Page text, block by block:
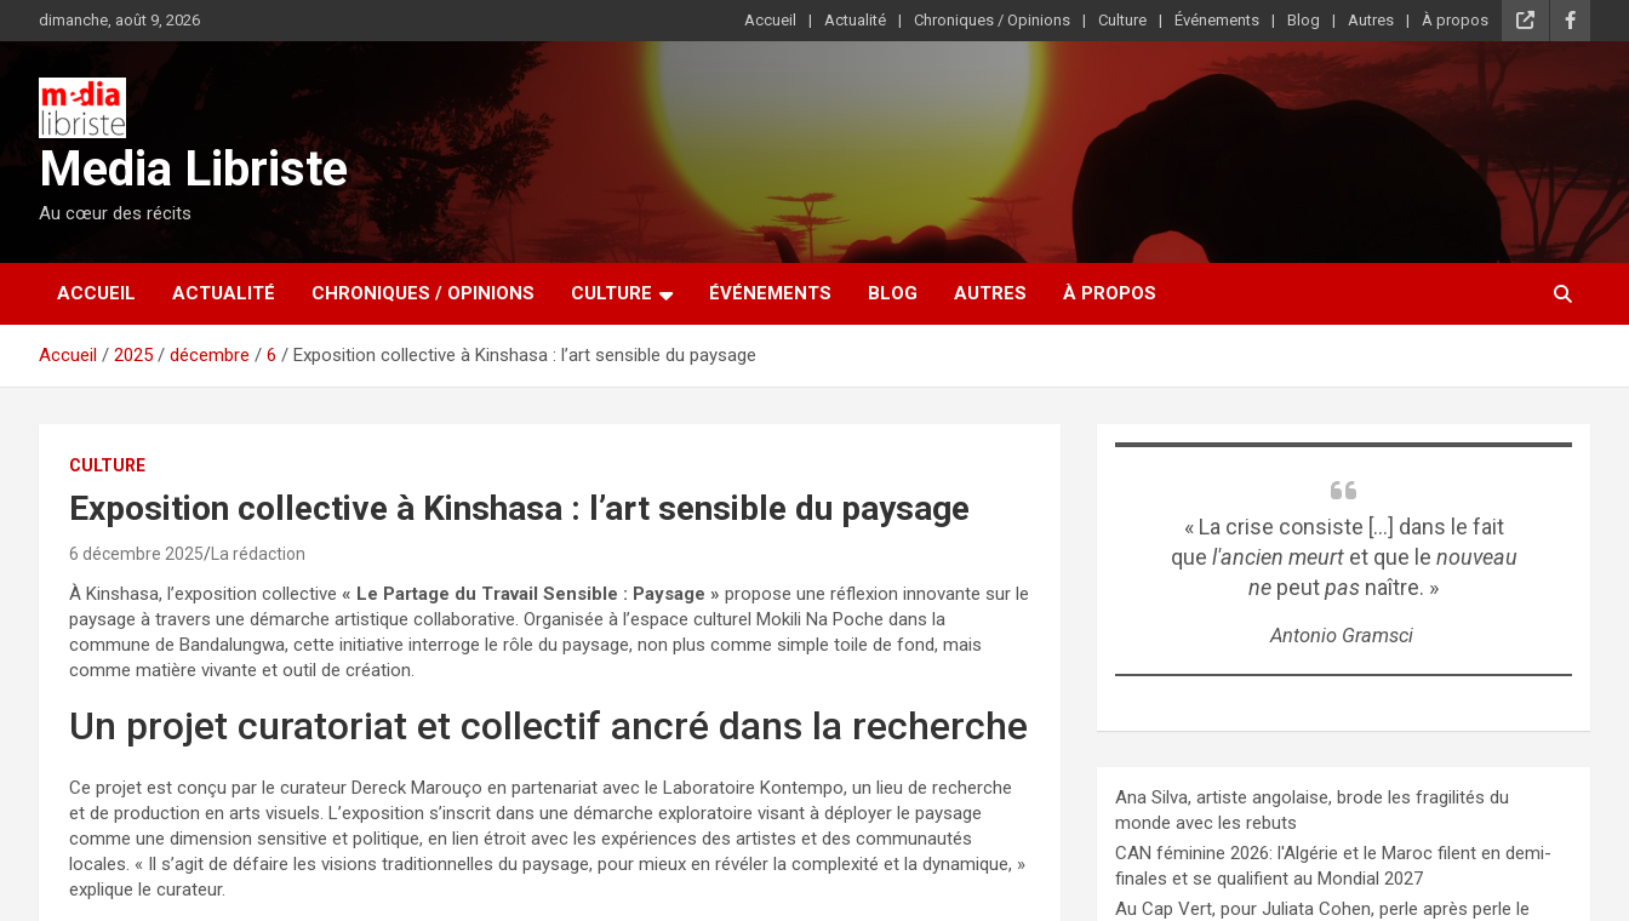
au
dimanche, août 9, 2026 Accueil Actualité Chroniques / Opinions Culture Événements Blog Autres À propos
Media Libriste
Au cœur des récits
ACCUEIL ACTUALITÉ CHRONIQUES / OPINIONS CULTURE ÉVÉNEMENTS BLOG AUTRES À PROPOS
Accueil 2025 décembre 6 Exposition collective à Kinshasa : l’art sensible du paysage
CULTURE
Exposition collective à Kinshasa : l’art sensible du paysage
6 décembre 2025 La rédaction
À Kinshasa, l’exposition collective « Le Partage du Travail Sensible : Paysage » propose une réflexion innovante sur le
paysage à travers une démarche artistique collaborative. Organisée à l’espace culturel Mokili Na Poche dans la
commune de Bandalungwa, cette initiative interroge le rôle du paysage, non plus comme simple toile de fond, mais
comme matière vivante et outil de création.
Un projet curatoriat et collectif ancré dans la recherche
Ce projet est conçu par le curateur Dereck Marouço en partenariat avec le Laboratoire Kontempo, un lieu de recherche
et de production en arts visuels. L’exposition s’inscrit dans une démarche exploratoire visant à déployer le paysage
comme une dimension sensitive et politique, en lien étroit avec les expériences des artistes et des communautés
locales. « Il s’agit de défaire les visions traditionnelles du paysage, pour mieux en révéler la complexité et la dynamique, »
explique le curateur.
« La crise consiste [...] dans le fait
que l'ancien meurtet que le nouveau
ne peutpas naître. »
Antonio Gramsci
Ana Silva, artiste angolaise, brode les fragilités du
monde avec les rebuts
CAN féminine 2026: l'Algérie et le Maroc filent en demi-
finales et se qualifient au Mondial 2027
Au Cap Vert, pour Juliata Cohen, perle après perle le